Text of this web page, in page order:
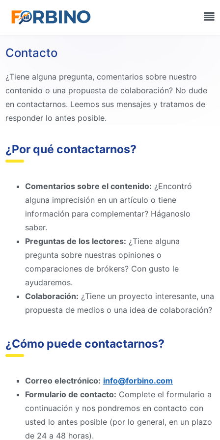
Contacto
¿Tiene alguna pregunta, comentarios sobre nuestro
contenido o una propuesta de colaboración? No dude
en contactarnos. Leemos sus mensajes y tratamos de
responder lo antes posible.
¿Por qué contactarnos?
Comentarios sobre el contenido: ¿Encontró
alguna imprecisión en un artículo o tiene
información para complementar? Háganoslo
saber.
Preguntas de los lectores: ¿Tiene alguna
pregunta sobre nuestras opiniones o
comparaciones de brókers? Con gusto le
ayudaremos.
Colaboración: ¿Tiene un proyecto interesante, una
propuesta de medios o una idea de colaboración?
¿Cómo puede contactarnos?
Correo electrónico: info@forbino.com
Formulario de contacto: Complete el formulario a
continuación y nos pondremos en contacto con
usted lo antes posible (por lo general, en un plazo
de 24 a 48 horas).